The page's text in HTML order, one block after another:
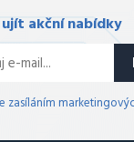
akční nabídky
zasíláním